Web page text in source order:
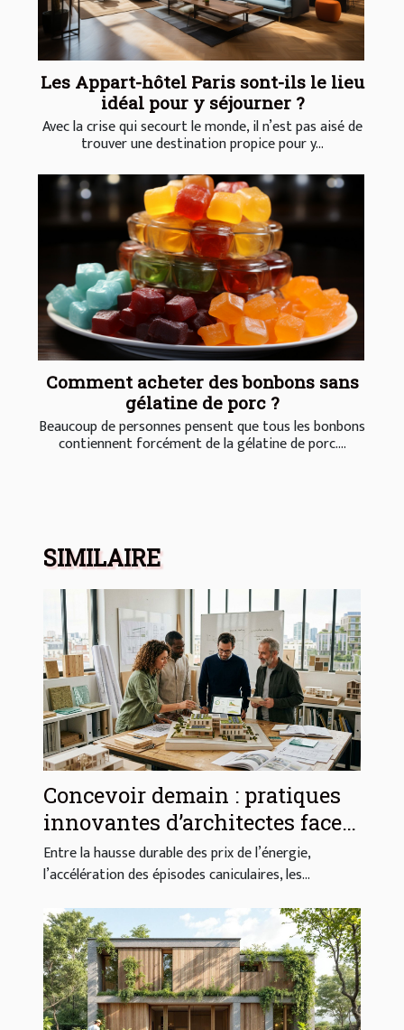
Les Appart-hôtel Paris sont-ils le lieu
idéal pour y séjourner ?
Avec la crise qui secourt le monde, il n’est pas aisé de
trouver une destination propice pour y...
Comment acheter des bonbons sans
gélatine de porc ?
Beaucoup de personnes pensent que tous les bonbons
contiennent forcément de la gélatine de porc....
SIMILAIRE
Concevoir demain : pratiques
innovantes d’architectes face
aux défis énergétiques
Entre la hausse durable des prix de l’énergie,
l’accélération des épisodes caniculaires, les...